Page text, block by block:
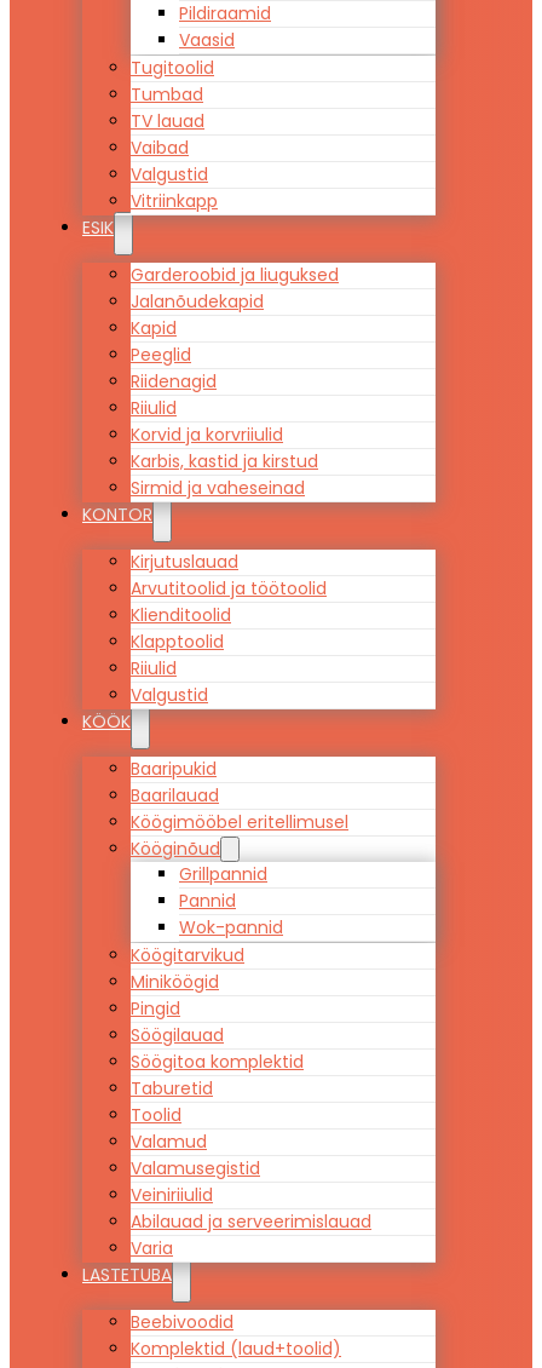
Pildiraamid
Vaasid
Tugitoolid
Tumbad
TV lauad
Vaibad
Valgustid
Vitriinkapp
ESIK
Garderoobid ja liuguksed
Jalanõudekapid
Kapid
Peeglid
Riidenagid
Riiulid
Korvid ja korvriiulid
Karbis, kastid ja kirstud
Sirmid ja vaheseinad
KONTOR
Kirjutuslauad
Arvutitoolid ja töötoolid
Klienditoolid
Klapptoolid
Riiulid
Valgustid
KÖÖK
Baaripukid
Baarilauad
Köögimööbel eritellimusel
Kööginõud
Grillpannid
Pannid
Wok-pannid
Köögitarvikud
Miniköögid
Pingid
Söögilauad
Söögitoa komplektid
Taburetid
Toolid
Valamud
Valamusegistid
Veiniriiulid
Abilauad ja serveerimislauad
Varia
LASTETUBA
Beebivoodid
Komplektid (laud+toolid)